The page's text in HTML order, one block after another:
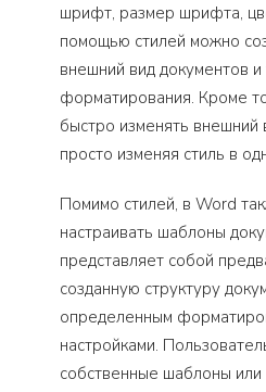
шрифт, размер шрифта,
помощью стилей можно
внешний вид документов
форматирования. Кроме
быстро изменять внешний
просто изменяя стиль в
Помимо стилей, в Word
настраивать шаблоны
представляет собой
созданную структуру
определенным
настройками.
собственные шаблоны или